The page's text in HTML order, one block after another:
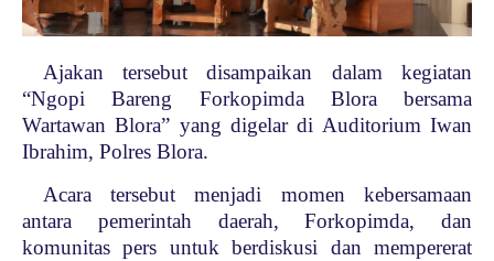
Ajakan tersebut disampaikan dalam kegiatan
“Ngopi Bareng Forkopimda Blora bersama
Wartawan Blora” yang digelar di Auditorium Iwan
Ibrahim, Polres Blora.
Acara tersebut menjadi momen kebersamaan
antara pemerintah daerah, Forkopimda, dan
komunitas pers untuk berdiskusi dan mempererat